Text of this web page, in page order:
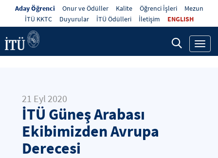
Aday Öğrenci Onur ve Ödüller Kalite Öğrenci İşleri
Mezun
İTÜ KKTC
Duyurular İTÜ Ödülleri İletişim ENGLISH
21 Eyl 2020
İTÜ Güneş Arabası
Ekibimizden Avrupa
Derecesi